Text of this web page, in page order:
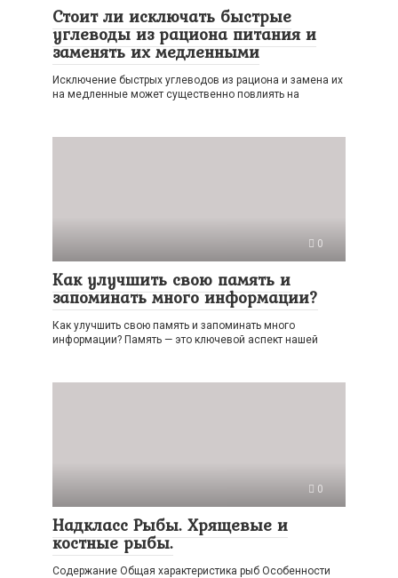
Стоит ли исключать быстрые
углеводы из рациона питания и
заменять их медленными
Исключение быстрых углеводов из рациона и замена их
на медленные может существенно повлиять на
0
Как улучшить свою память и
запоминать много информации?
Как улучшить свою память и запоминать много
информации? Память — это ключевой аспект нашей
0
Надкласс Рыбы. Хрящевые и
костные рыбы.
Содержание Общая характеристика рыб Особенности